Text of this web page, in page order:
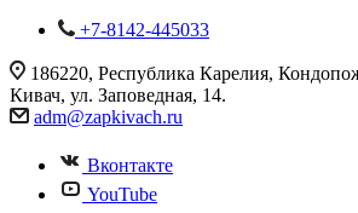
+7-8142-445033
186220, Республика Карелия,
Кивач, ул. Заповедная, 14.
adm@zapkivach.ru
Вконтакте
YouTube